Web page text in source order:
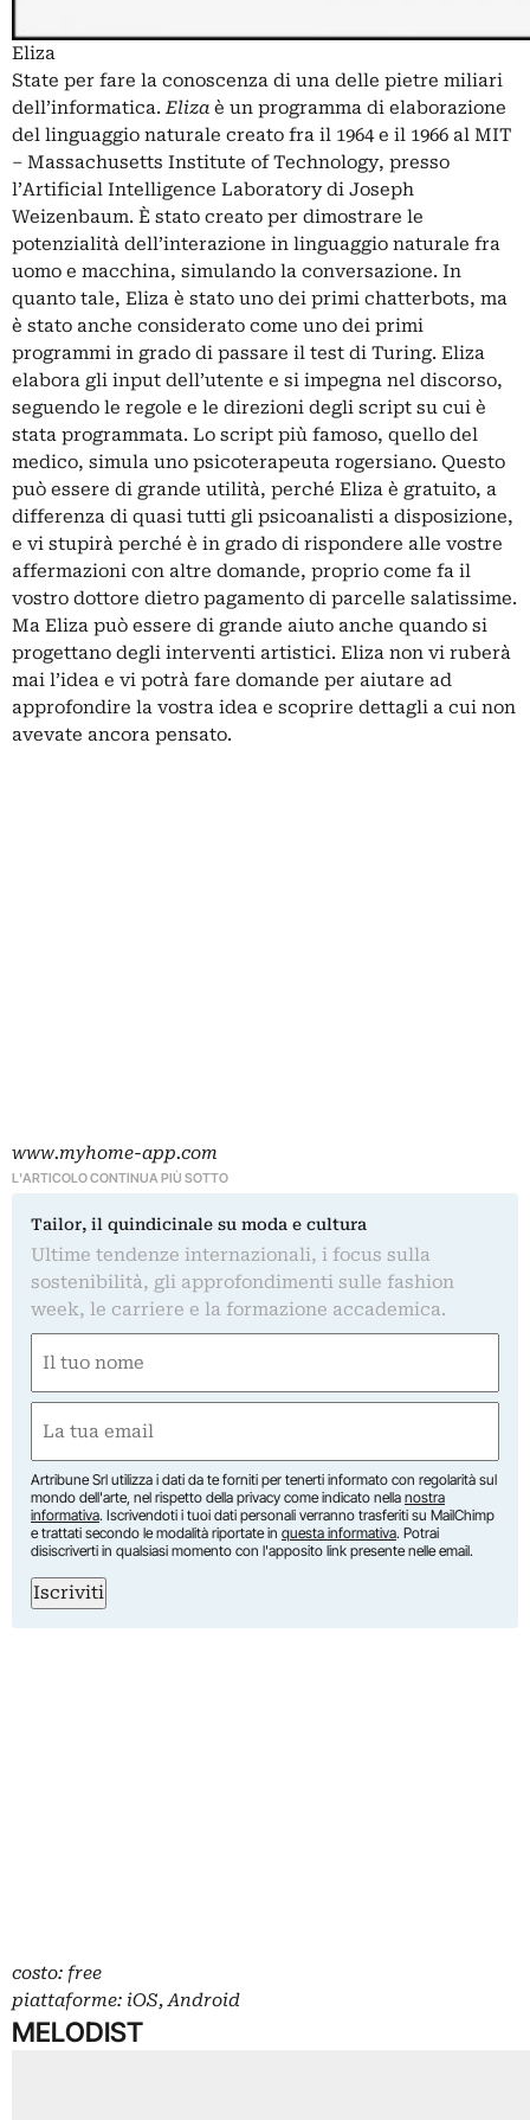
Eliza
State per fare la conoscenza di una delle pietre miliari
dell’informatica.Eliza è un programma di elaborazione
del linguaggio naturale creato fra il 1964 e il 1966 al MIT
– Massachusetts Institute of Technology, presso
l’Artificial Intelligence Laboratory di Joseph
Weizenbaum. È stato creato per dimostrare le
potenzialità dell’interazione in linguaggio naturale fra
uomo e macchina, simulando la conversazione. In
quanto tale, Eliza è stato uno dei primi chatterbots, ma
è stato anche considerato come uno dei primi
programmi in grado di passare il test di Turing. Eliza
elabora gli input dell’utente e si impegna nel discorso,
seguendo le regole e le direzioni degli script su cui è
stata programmata. Lo script più famoso, quello del
medico, simula uno psicoterapeuta rogersiano. Questo
può essere di grande utilità, perché Eliza è gratuito, a
differenza di quasi tutti gli psicoanalisti a disposizione,
e vi stupirà perché è in grado di rispondere alle vostre
affermazioni con altre domande, proprio come fa il
vostro dottore dietro pagamento di parcelle salatissime.
Ma Eliza può essere di grande aiuto anche quando si
progettano degli interventi artistici. Eliza non vi ruberà
mai l’idea e vi potrà fare domande per aiutare ad
approfondire la vostra idea e scoprire dettagli a cui non
avevate ancora pensato.
www.myhome-app.com
L'ARTICOLO CONTINUA PIÙ SOTTO
Tailor, il quindicinale su moda e cultura
Ultime tendenze internazionali, i focus sulla
sostenibilità, gli approfondimenti sulle fashion
week, le carriere e la formazione accademica.
(Required)
First
(Required)
Artribune Srl utilizza i dati da te forniti per tenerti informato con regolarità sul
mondo dell'arte, nel rispetto della privacy come indicato nella nostra
informativa. Iscrivendoti i tuoi dati personali verranno trasferiti su MailChimp
e trattati secondo le modalità riportate in questa informativa. Potrai
disiscriverti in qualsiasi momento con l'apposito link presente nelle email.
Iscriviti
costo: free
piattaforme: iOS, Android
MELODIST